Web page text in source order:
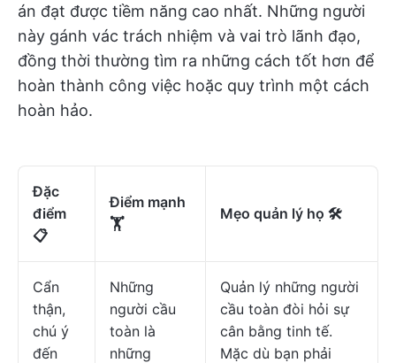
án đạt được tiềm năng cao nhất. Những người
này gánh vác trách nhiệm và vai trò lãnh đạo,
đồng thời thường tìm ra những cách tốt hơn để
hoàn thành công việc hoặc quy trình một cách
hoàn hảo.
Đặc
điểm
📋
Điểm mạnh
🏋
Mẹo quản lý họ 🛠️
Cẩn
thận,
chú ý
đến
Những
người cầu
toàn là
những
Quản lý những người
cầu toàn đòi hỏi sự
cân bằng tinh tế.
Mặc dù bạn phải